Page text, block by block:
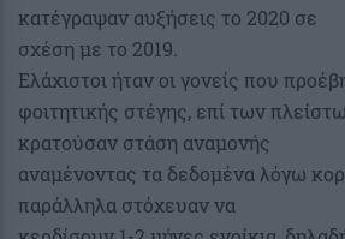
κατέγραψαν αυξήσεις το 2020 σε
σχέση με το 2019.
Ελάχιστοι ήταν οι γονείς που
φοιτητικής στέγης, επί των
κρατούσαν στάση αναμονής
αναμένοντας τα δεδομένα λόγω
παράλληλα στόχευαν να